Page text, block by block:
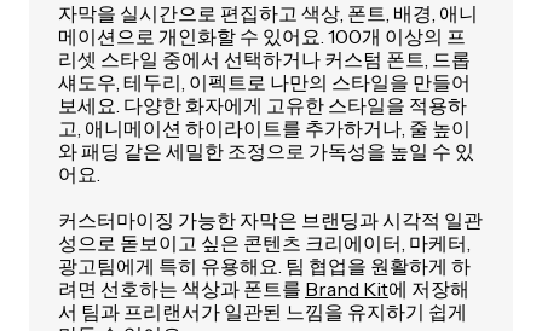
자막을 실시간으로 편집하고 색상, 폰트, 배경, 애니
메이션으로 개인화할 수 있어요. 100개 이상의 프
리셋 스타일 중에서 선택하거나 커스텀 폰트, 드롭
섀도우, 테두리, 이펙트로 나만의 스타일을 만들어
보세요. 다양한 화자에게 고유한 스타일을 적용하
고, 애니메이션 하이라이트를 추가하거나, 줄 높이
와 패딩 같은 세밀한 조정으로 가독성을 높일 수 있
어요.
커스터마이징 가능한 자막은 브랜딩과 시각적 일관
성으로 돋보이고 싶은 콘텐츠 크리에이터, 마케터,
광고팀에게 특히 유용해요. 팀 협업을 원활하게 하
려면 선호하는 색상과 폰트를 Brand Kit에 저장해
서 팀과 프리랜서가 일관된 느낌을 유지하기 쉽게